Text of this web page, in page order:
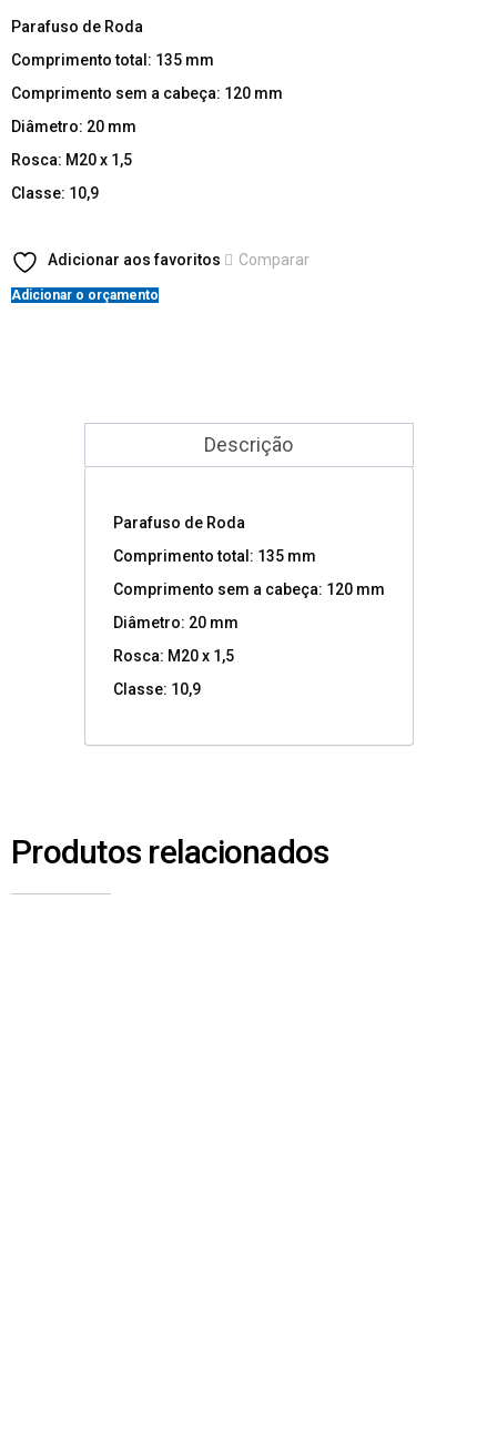
Parafuso de Roda
Comprimento total: 135 mm
Comprimento sem a cabeça: 120 mm
Diâmetro: 20 mm
Rosca: M20 x 1,5
Classe: 10,9
Adicionar aos favoritos Comparar
Adicionar o orçamento
Descrição
Parafuso de Roda
Comprimento total: 135 mm
Comprimento sem a cabeça: 120 mm
Diâmetro: 20 mm
Rosca: M20 x 1,5
Classe: 10,9
Produtos relacionados